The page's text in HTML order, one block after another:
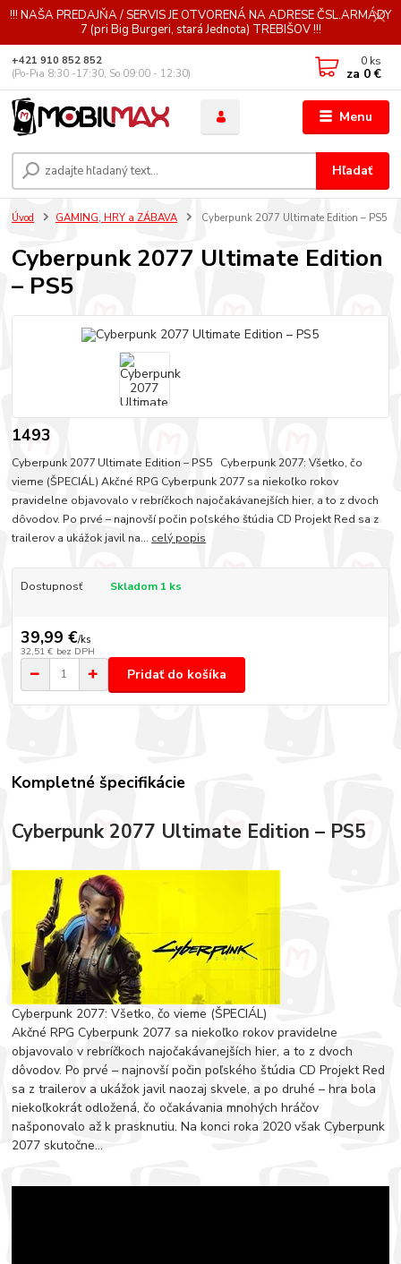
!!! NAŠA PREDAJŇA / SERVIS JE OTVORENÁ NA ADRESE ČSL.ARMÁDY
7 (pri Big Burgeri, stará Jednota) TREBIŠOV !!!
Menu
Hľadať
+421 910 852 852
(Po-Pia 8:30 -17:30, So 09:00 - 12:30)
0 ks
za 0 €
Úvod GAMING, HRY a ZÁBAVA Cyberpunk 2077 Ultimate Edition – PS5
Cyberpunk 2077 Ultimate Edition
– PS5
1493
Cyberpunk 2077 Ultimate Edition – PS5 Cyberpunk 2077: Všetko, čo
vieme (ŠPECIÁL) Akčné RPG Cyberpunk 2077 sa niekoľko rokov
pravidelne objavovalo v rebríčkoch najočakávanejších hier, a to z dvoch
dôvodov. Po prvé – najnovší počin poľského štúdia CD Projekt Red sa z
trailerov a ukážok javil na... celý popis
Dostupnosť Skladom 1 ks
39,99 €/ks
32,51 € bez DPH
Pridať do košíka
Kompletné špecifikácie
Cyberpunk 2077 Ultimate Edition – PS5
Cyberpunk 2077: Všetko, čo vieme (ŠPECIÁL)
Akčné RPG Cyberpunk 2077 sa niekoľko rokov pravidelne
objavovalo v rebríčkoch najočakávanejších hier, a to z dvoch
dôvodov. Po prvé – najnovší počin poľského štúdia CD Projekt Red
sa z trailerov a ukážok javil naozaj skvele, a po druhé – hra bola
niekoľkokrát odložená, čo očakávania mnohých hráčov
našponovalo až k prasknutiu. Na konci roka 2020 však Cyberpunk
2077 skutočne...